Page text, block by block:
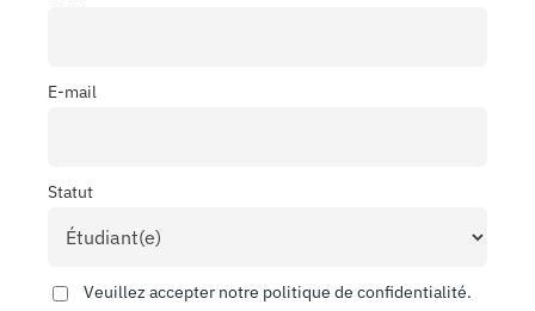
E-mail
Statut
Veuillez accepter notre politique de confidentialité.